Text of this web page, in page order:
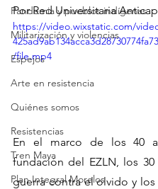
Pandemia y pueblos indígenas
Militarización y violencias
Espejos
Arte en resistencia
Quiénes somos
Resistencias
Tren Maya
Plan Integral Morelos
Por Red Universitaria
https://video.wixstatic.com/
/file.mp4
En el marco de los 40
fundación del EZLN, los
guerra contra el olvido y los